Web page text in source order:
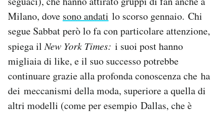
Milano, dove sono andati lo scorso gennaio. Chi
segue Sabbat però lo fa con particolare attenzione,
spiega ilNew York Times: i suoi post hanno
migliaia di like, e il suo successo potrebbe
continuare grazie alla profonda conoscenza che ha
dei meccanismi della moda, superiore a quella di
altri modelli (come per esempio Dallas, che è